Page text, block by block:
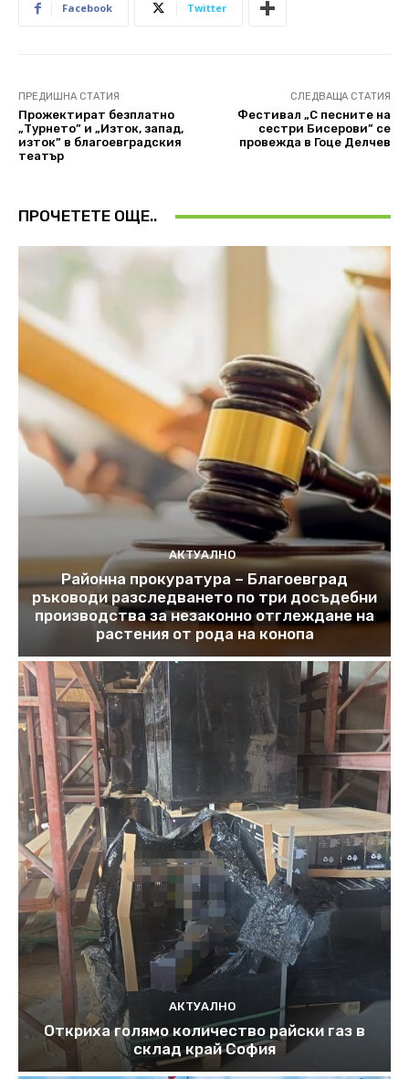
Facebook Twitter
ПРЕДИШНА СТАТИЯ
Прожектират безплатно
„Турнето” и „Изток, запад,
изток” в благоевградския
театър
СЛЕДВАЩА СТАТИЯ
Фестивал „С песните на
сестри Бисерови” се
провежда в Гоце Делчев
ПРОЧЕТЕТЕ ОЩЕ..
АКТУАЛНО
Районна прокуратура – Благоевград
ръководи разследването по три досъдебни
производства за незаконно отглеждане на
растения от рода на конопа
АКТУАЛНО
Откриха голямо количество райски газ в
склад край София